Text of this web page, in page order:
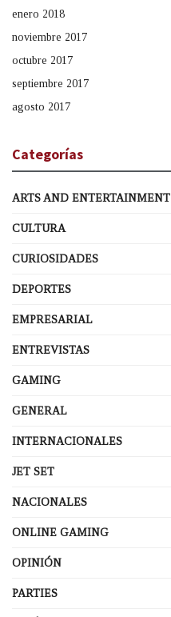
enero 2018
noviembre 2017
octubre 2017
septiembre 2017
agosto 2017
Categorías
ARTS AND ENTERTAINMENT
CULTURA
CURIOSIDADES
DEPORTES
EMPRESARIAL
ENTREVISTAS
GAMING
GENERAL
INTERNACIONALES
JET SET
NACIONALES
ONLINE GAMING
OPINIÓN
PARTIES